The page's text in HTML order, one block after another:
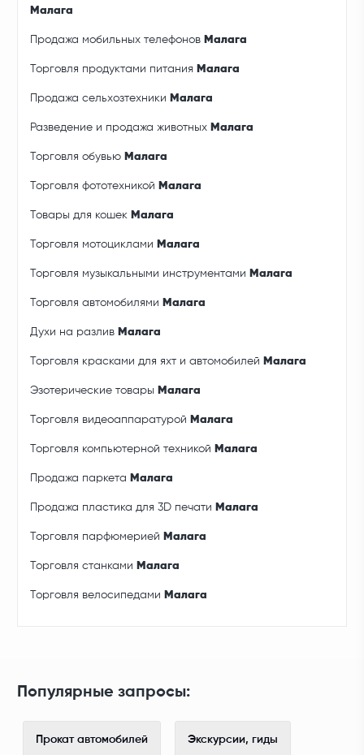
Малага
Продажа мобильных телефонов Малага
Торговля продуктами питания Малага
Продажа сельхозтехники Малага
Разведение и продажа животных Малага
Торговля обувью Малага
Торговля фототехникой Малага
Товары для кошек Малага
Торговля мотоциклами Малага
Торговля музыкальными инструментами Малага
Торговля автомобилями Малага
Духи на разлив Малага
Торговля красками для яхт и автомобилей Малага
Эзотерические товары Малага
Торговля видеоаппаратурой Малага
Торговля компьютерной техникой Малага
Продажа паркета Малага
Продажа пластика для 3D печати Малага
Торговля парфюмерией Малага
Торговля станками Малага
Торговля велосипедами Малага
Популярные запросы:
Прокат автомобилей Экскурсии, гиды